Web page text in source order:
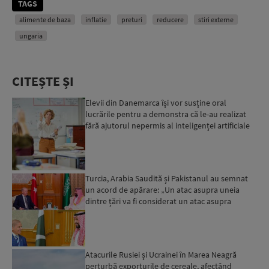
TAGS
alimente de baza inflatie preturi reducere
stiri externe
ungaria
CITEȘTE ȘI
Elevii din Danemarca își vor susține oral
lucrările pentru a demonstra că le-au realizat
fără ajutorul nepermis al inteligenței artificiale
Turcia, Arabia Saudită și Pakistanul au semnat
un acord de apărare: „Un atac asupra uneia
dintre țări va fi considerat un atac asupra
Atacurile Rusiei și Ucrainei în Marea Neagră
perturbă exporturile de cereale, afectând